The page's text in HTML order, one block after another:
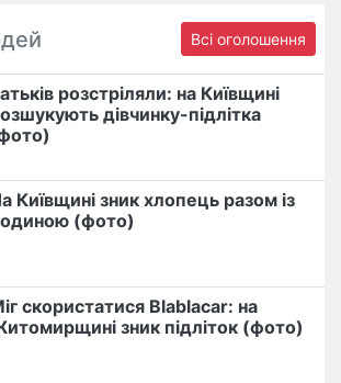
Всі оголошення
розстріляли: на Київщині
дівчинку-підлітка
Київщині зник хлопець разом із
(фото)
скористатися Blablacar: на
зник підліток (фото)